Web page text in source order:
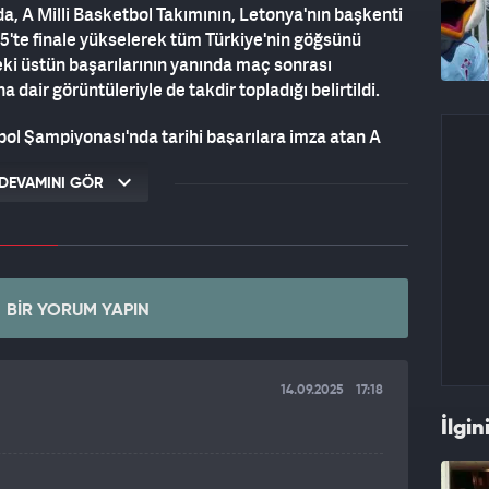
A Milli Basketbol Takımının, Letonya'nın başkenti
finale yükselerek tüm Türkiye'nin göğsünü
üstün başarılarının yanında maç sonrası
dair görüntüleriyle de takdir topladığı belirtildi.
Şampiyonası'nda tarihi başarılara imza atan A
duyduklarını vurgulayan Göktaş, bu başarının
kendilerini ayrıca gururlandırdığını kaydetti.
veren tüm ay-yıldızlı ekip adına Alperen Şengün
bizleri gururlandırıyorsunuz. Hepinizi
yanında en göze çarpan özelliğin, ailene her
mücadelenin yanında ailenle bu güçlü bağı
DEVAMINI GÖR
BIR YORUM YAPIN
14.09.2025 17:18